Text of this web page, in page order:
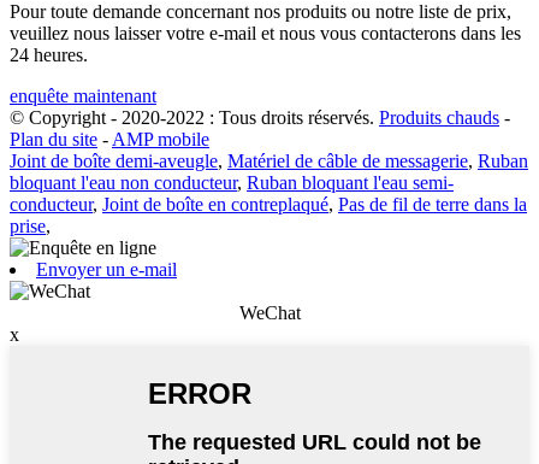
Pour toute demande concernant nos produits ou notre liste de prix,
veuillez nous laisser votre e-mail et nous vous contacterons dans les
24 heures.
enquête maintenant
© Copyright - 2020-2022 : Tous droits réservés. Produits chauds -
Plan du site -AMP mobile
Joint de boîte demi-aveugle, Matériel de câble de messagerie, Ruban
bloquant l'eau non conducteur, Ruban bloquant l'eau semi-
conducteur, Joint de boîte en contreplaqué, Pas de fil de terre dans la
prise,
Envoyer un e-mail
WeChat
x